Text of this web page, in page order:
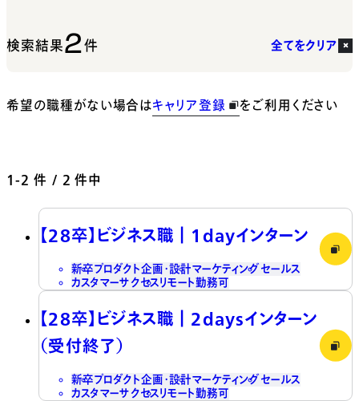
検索結果2件 全てをクリア
希望の職種がない場合はキャリア登録 をご利用ください
1-2 件 / 2 件中
【28卒】ビジネス職┃1dayインターン
新卒プロダクト企画・設計マーケティング セールス
カスタマーサクセスリモート勤務可
【28卒】ビジネス職┃2daysインターン
（受付終了）
新卒プロダクト企画・設計マーケティングセールス
カスタマーサクセス リモート勤務可